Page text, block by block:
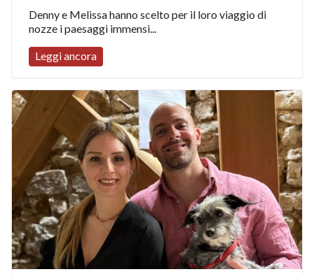
Denny e Melissa hanno scelto per il loro viaggio di
nozze i paesaggi immensi...
Leggi ancora